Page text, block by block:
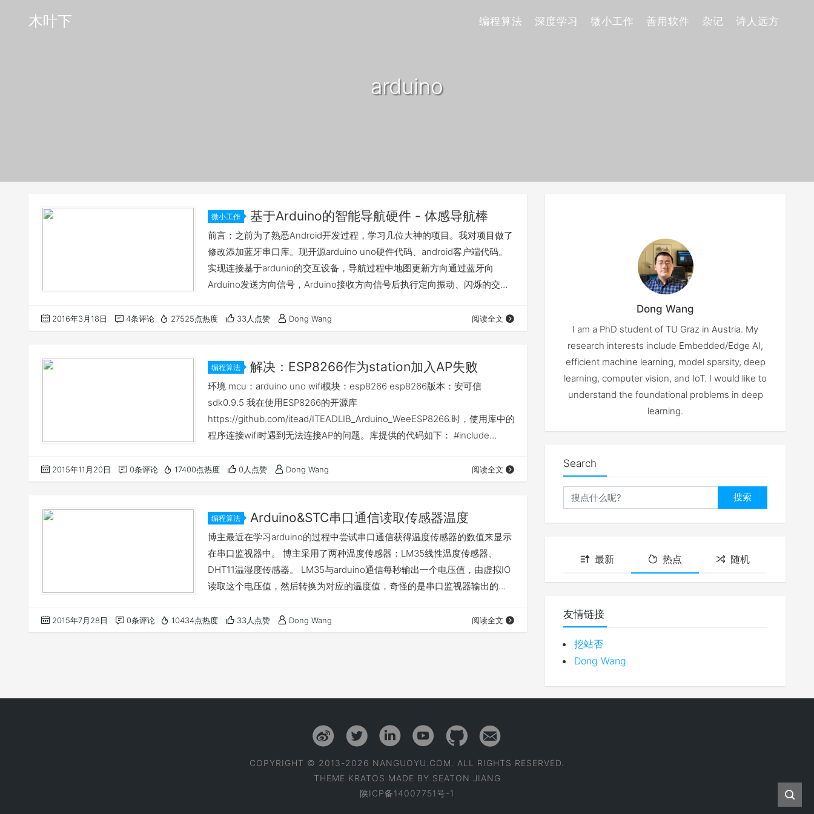
木叶下 编程算法 深度学习 微小工作 善用软件 杂记 诗人远方
arduino
微小工作 基于Arduino的智能导航硬件 - 体感导航棒
前言：之前为了熟悉Android开发过程，学习几位大神的项目。我对项目做了
修改添加蓝牙串口库。现开源arduino uno硬件代码、android客户端代码。
实现连接基于ardunio的交互设备，导航过程中地图更新方向通过蓝牙向
Arduino发送方向信号，Arduino接收方向信号后执行定向振动、闪烁的交互
目介绍'] 项目定位: 为用户提供导航定位与现实—虚拟信息结合化步行导航
解决方案 使…
2016年3月18日 4条评论 27525点热度 33人点赞 Dong Wang 阅读全文
编程算法 解决：ESP8266作为station加入AP失败
环境 mcu：arduino uno wifi模块：esp8266 esp8266版本：安可信
sdk0.9.5 我在使用ESP8266的开源库
https://github.com/itead/ITEADLIB_Arduino_WeeESP8266.时，使用库中的
程序连接wifi时遇到无法连接AP的问题。库提供的代码如下： #include
ESP8266 wifi(Serial); voi…
2015年11月20日 0条评论 17400点热度 0人点赞 Dong Wang 阅读全文
编程算法 Arduino&STC串口通信读取传感器温度
博主最近在学习arduino的过程中尝试串口通信获得温度传感器的数值来显示
在串口监视器中。 博主采用了两种温度传感器：LM35线性温度传感器、
DHT11温湿度传感器。 LM35与arduino通信每秒输出一个电压值，由虚拟IO
读取这个电压值，然后转换为对应的温度值，奇怪的是串口监视器输出的温
温度竟然变成了0摄氏度！0摄氏度！0摄氏度！你没有听错！0摄氏度！ 我以
为是算法出错，然后检查程序，并无问题。然后检查连线，连线引脚连接正
2015年7月28日 0条评论 10434点热度 33人点赞 Dong Wang 阅读全文
Dong Wang
I am a PhD student of TU Graz in Austria. My
research interests include Embedded/Edge AI,
efficient machine learning, model sparsity, deep
learning, computer vision, and IoT. I would like to
understand the foundational problems in deep
learning.
Search
搜索
最新 热点 随机
友情链接
挖站否
Dong Wang
COPYRIGHT © 2013-2026 NANGUOYU.COM. ALL RIGHTS RESERVED.
THEME KRATOS MADE BY SEATON JIANG
陕ICP备14007751号-1